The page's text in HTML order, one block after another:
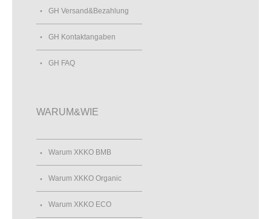
GH Versand&Bezahlung
GH Kontaktangaben
GH FAQ
WARUM&WIE
Warum XKKO BMB
Warum XKKO Organic
Warum XKKO ECO